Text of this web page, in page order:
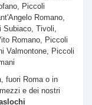
Piccoli
Romano,
Subiaco, Tivoli,
Romano, Piccoli
Valmontone, Piccoli
fuori Roma o in
e dei nostri